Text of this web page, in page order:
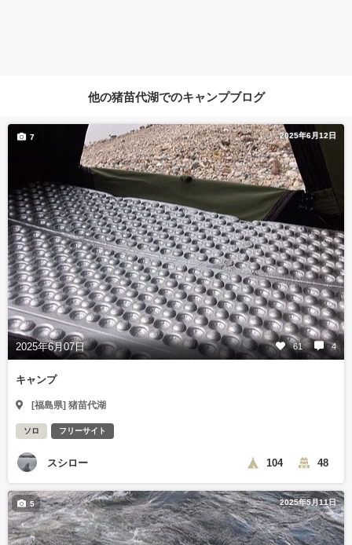
他の猪苗代湖でのキャンプブログ
2025年6月12日
2025年6月07日 61 4
7
キャンプ
[福島県] 猪苗代湖
ソロ フリーサイト
スシロー 104 48
2025年5月11日
5